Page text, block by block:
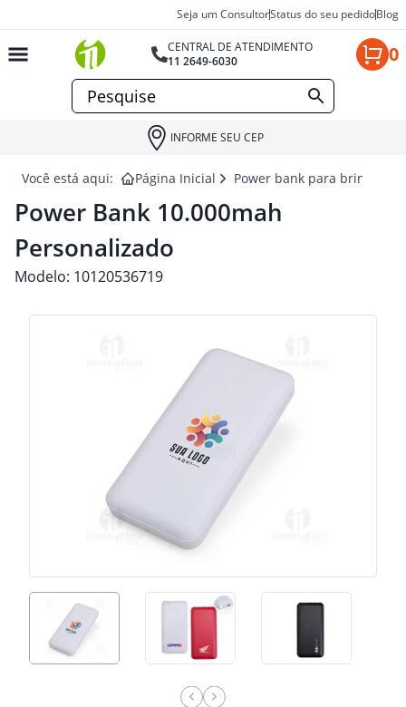
Seja um ConsultorStatus do seu pedidoBlog
CENTRAL DE ATENDIMENTO
11 2649-6030
0
INFORME SEU CEP
Você está aqui: Página Inicial Power bank para brindes
Power Bank 10.000mah
Personalizado
Modelo: 10120536719